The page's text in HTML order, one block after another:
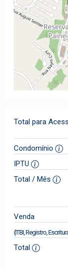
Total para
Condomínio
IPTU
Total / Mês
Venda
(ITBI, Registro,
Total